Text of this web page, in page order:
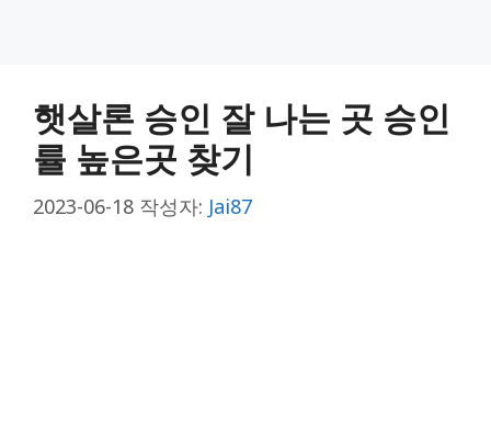
햇살론 승인 잘 나는 곳 승인
률 높은곳 찾기
2023-06-18 작성자: Jai87